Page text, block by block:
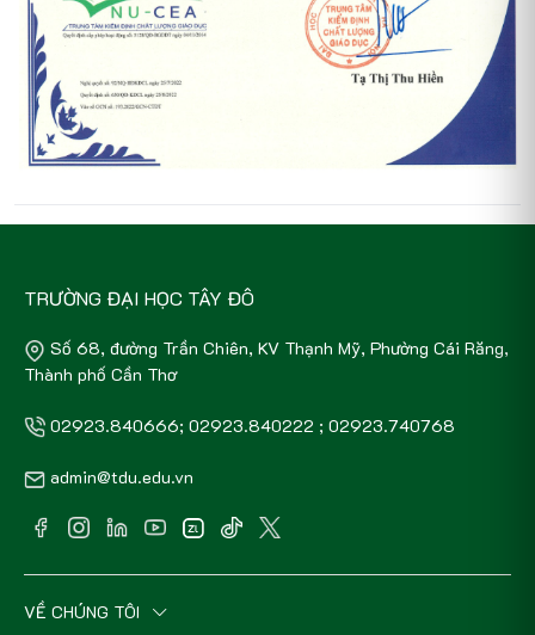
TRƯỜNG ĐẠI HỌC TÂY ĐÔ
Số 68, đường Trần Chiên, KV Thạnh Mỹ, Phường Cái Răng,
Thành phố Cần Thơ
02923.840666; 02923.840222 ; 02923.740768
admin@tdu.edu.vn
VỀ CHÚNG TÔI